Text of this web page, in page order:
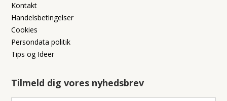
Kontakt
Handelsbetingelser
Cookies
Persondata politik
Tips og Ideer
Tilmeld dig vores nyhedsbrev